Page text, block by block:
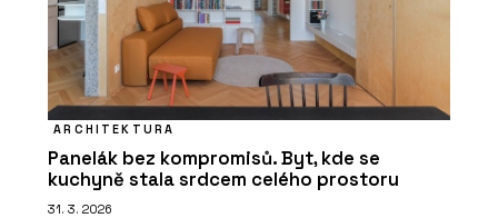
ARCHITEKTURA
Panelák bez kompromisů. Byt, kde se
kuchyně stala srdcem celého prostoru
31. 3. 2026